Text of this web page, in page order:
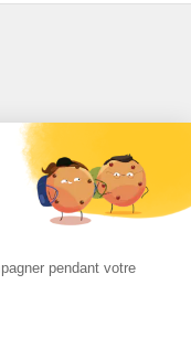
pendant votre